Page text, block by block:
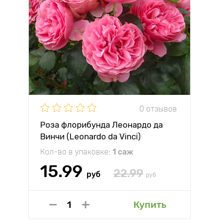
0 отзывов
Роза флорибунда Леонардо да
Винчи (Leonardo da Vinci)
Кол-во в упаковке: 1 саж
15.99 руб 22.99 руб
Купить